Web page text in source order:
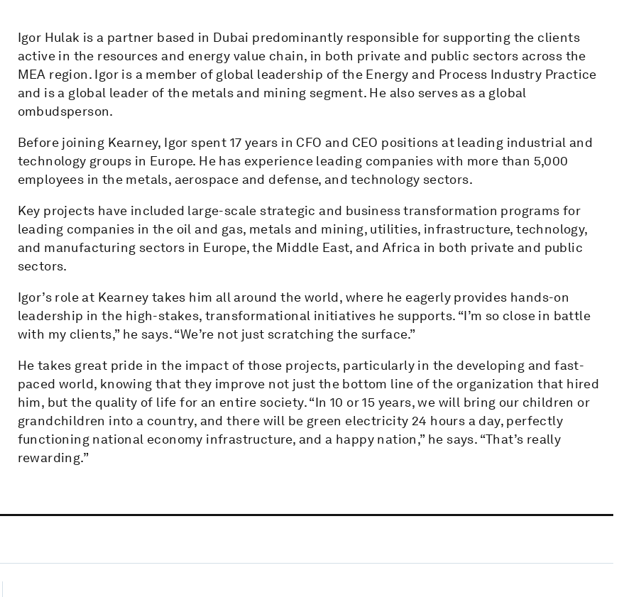
Igor Hulak is a partner based in Dubai predominantly responsible for supporting the clients
active in the resources and energy value chain, in both private and public sectors across the
MEA region. Igor is a member of global leadership of the Energy and Process Industry Practice
and is a global leader of the metals and mining segment. He also serves as a global
ombudsperson.
Before joining Kearney, Igor spent 17 years in CFO and CEO positions at leading industrial and
technology groups in Europe. He has experience leading companies with more than 5,000
employees in the metals, aerospace and defense, and technology sectors.
Key projects have included large-scale strategic and business transformation programs for
leading companies in the oil and gas, metals and mining, utilities, infrastructure, technology,
and manufacturing sectors in Europe, the Middle East, and Africa in both private and public
sectors.
Igor’s role at Kearney takes him all around the world, where he eagerly provides hands-on
leadership in the high-stakes, transformational initiatives he supports. “I’m so close in battle
with my clients,” he says. “We’re not just scratching the surface.”
He takes great pride in the impact of those projects, particularly in the developing and fast-
paced world, knowing that they improve not just the bottom line of the organization that hired
him, but the quality of life for an entire society. “In 10 or 15 years, we will bring our children or
grandchildren into a country, and there will be green electricity 24 hours a day, perfectly
functioning national economy infrastructure, and a happy nation,” he says. “That’s really
rewarding.”